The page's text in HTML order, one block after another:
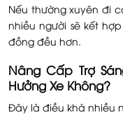
Nếu thường xuyên đi
nhiều người sẽ kết
đồng đều hơn.
Nâng Cấp Trợ
Hưởng Xe Không?
Đây là điều khá nhiều